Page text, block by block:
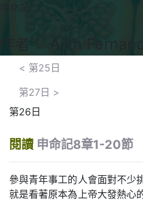
< 第25日
第27日 >
第26日
閱讀 申命記8章1-20節
參與青年事工的人會面對不少
就是看著原本為上帝大發熱心